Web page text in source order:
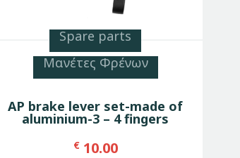
Spare parts
Μανέτες Φρένων
AP brake lever set-made of
aluminium-3 – 4 fingers
€ 10.00